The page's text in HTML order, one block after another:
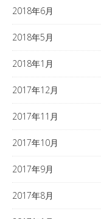
2018年6月
2018年5月
2018年1月
2017年12月
2017年11月
2017年10月
2017年9月
2017年8月